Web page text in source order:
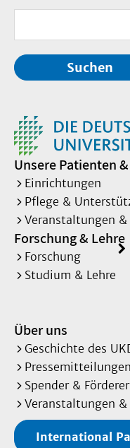
Suchen
Unsere Patienten
Einrichtungen
Pflege &
Veranstaltungen &
Forschung & Lehre
Forschung
Studium & Lehre
Über uns
Geschichte des
Pressemitteilungen
Spender & Förderer
Veranstaltungen &
International